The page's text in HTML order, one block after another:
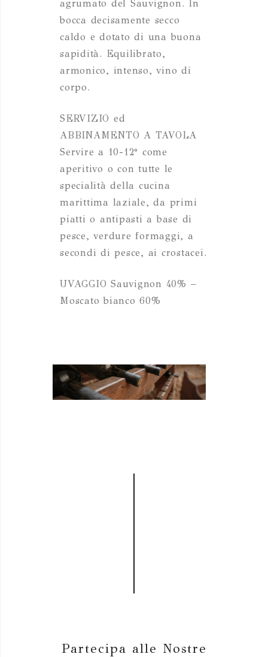
agrumato del Sauvignon. In
bocca decisamente secco
caldo e dotato di una buona
sapidità. Equilibrato,
armonico, intenso, vino di
corpo.
SERVIZIO ed
ABBINAMENTO A TAVOLA
Servire a 10-12° come
aperitivo o con tutte le
specialità della cucina
marittima laziale, da primi
piatti o antipasti a base di
pesce, verdure formaggi, a
secondi di pesce, ai crostacei.
UVAGGIO Sauvignon 40% –
Moscato bianco 60%
Partecipa alle Nostre